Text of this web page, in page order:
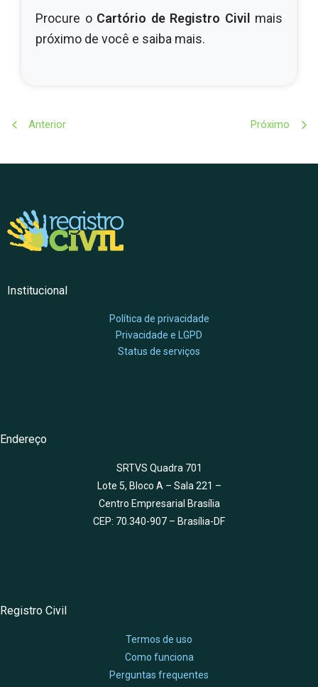
Procure o Cartório de Registro Civil
mais
próximo de você e saiba mais.
Anterior Próximo
Institucional
Política de privacidade
Privacidade e LGPD
Status de serviços
Endereço
SRTVS Quadra 701
Lote 5, Bloco A – Sala 221 –
Centro Empresarial Brasília
CEP: 70.340-907 – Brasília-DF
Registro Civil
Termos de uso
Como funciona
Perguntas frequentes